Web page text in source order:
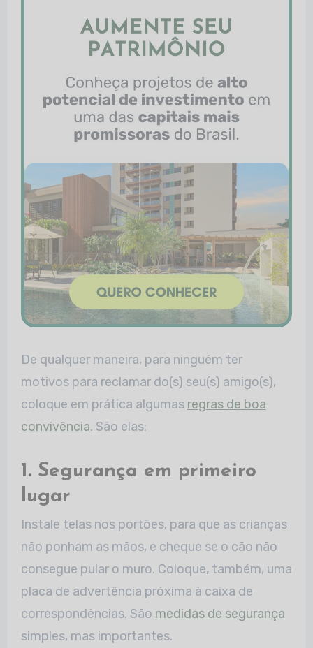
De qualquer maneira, para ninguém ter
motivos para reclamar do(s) seu(s) amigo(s),
coloque em prática algumas regras de boa
convivência. São elas:
1. Segurança em primeiro
lugar
Instale telas nos portões, para que as crianças
não ponham as mãos, e cheque se o cão não
consegue pular o muro. Coloque, também, uma
placa de advertência próxima à caixa de
correspondências. São medidas de segurança
simples, mas importantes.